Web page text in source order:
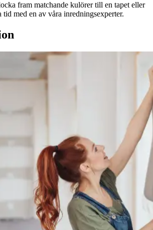
fram matchande kulörer till en tapet eller
med en av våra inredningsexperter.